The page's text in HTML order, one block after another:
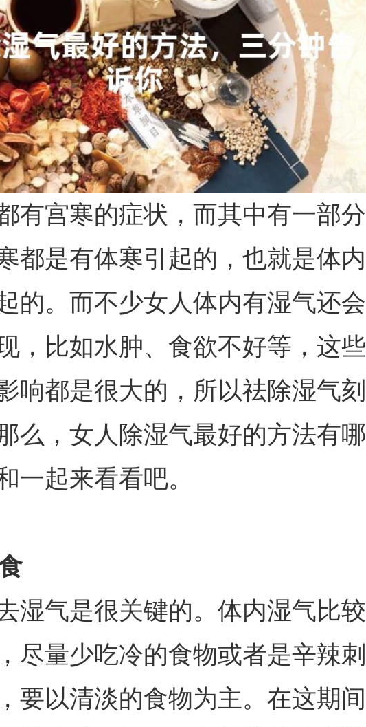
有宫寒的症状，而其中有一部分
都是有体寒引起的，也就是体内
的。而不少女人体内有湿气还会
，比如水肿、食欲不好等，这些
响都是很大的，所以祛除湿气刻
么，女人除湿气最好的方法有哪
一起来看看吧。
湿气是很关键的。体内湿气比较
尽量少吃冷的食物或者是辛辣刺
要以清淡的食物为主。在这期间